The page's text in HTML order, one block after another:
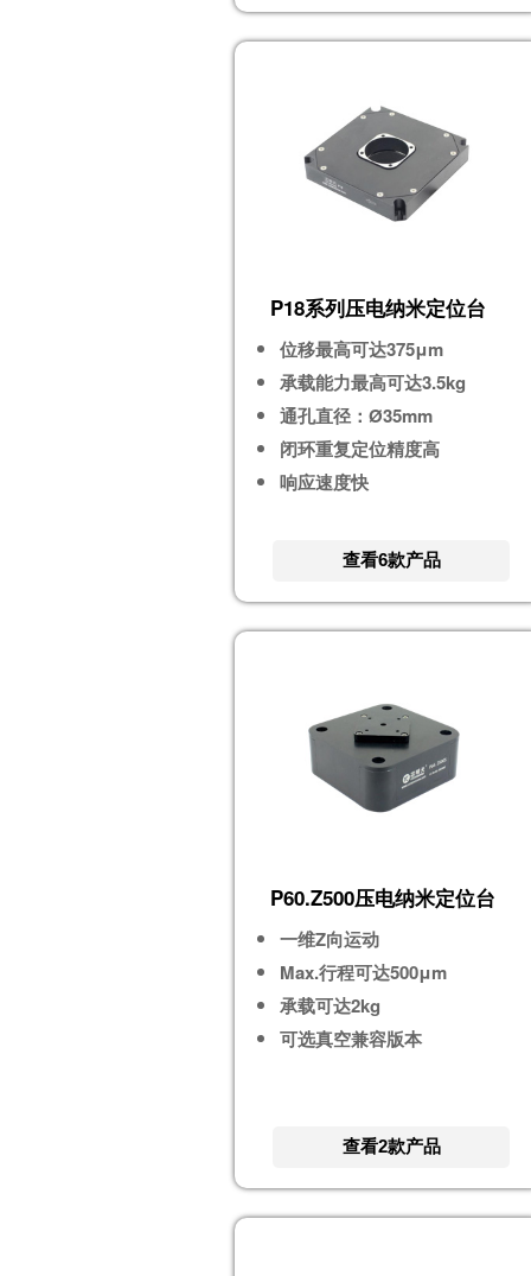
P18系列压电纳米定位台
位移最高可达375μm
承载能力最高可达3.5kg
通孔直径：Ø35mm
闭环重复定位精度高
响应速度快
查看6款产品
P60.Z500压电纳米定位台
一维Z向运动
Max.行程可达500μm
承载可达2kg
可选真空兼容版本
查看2款产品